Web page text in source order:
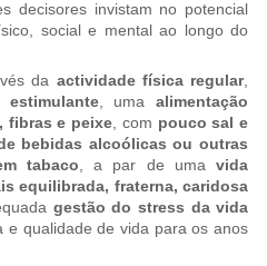
decisores invistam no potencial
social e mental ao longo do
da actividade física regular,
estimulante, umaalimentação
fibras e peixe, com pouco sal e
bebidas alcoólicas ou outras
tabaco, a par de umavida
equilibrada, fraterna, caridosa
gestão do stress da vida
e qualidade de vida para os anos